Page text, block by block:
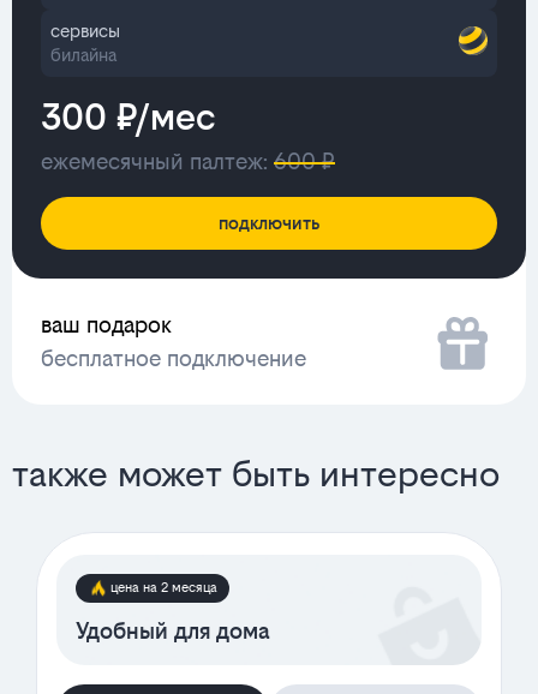
сервисы
билайна
300 ₽/мес
ежемесячный палтеж: 600 ₽
подключить
ваш подарок
бесплатное подключение
также может быть интересно
цена на 2 месяца
Удобный для дома